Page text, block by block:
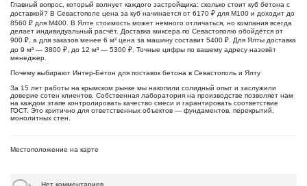
Главный вопрос, который волнует каждого застройщика: сколько стоит куб бетона с
доставкой? В Севастополе цена за куб начинается от 6170 ₽ для М100 и доходит до
8560 ₽ для М400. В Ялте стоимость может немного отличаться, но компания всегда
делает индивидуальный расчёт. Доставка миксера по Севастополю обойдётся от
900 ₽, а для заказов менее 6 м³ цена за машину составит 5400 ₽. Для Ялты доставка
до 9 м³ — 3800 ₽, до 12 м³ — 5300 ₽. Точные цифры по вашему адресу назовёт
менеджер.
Почему выбирают Интер-Бетон для поставок бетона в Севастополь и Ялту
За 15 лет работы на крымском рынке мы накопили солидный опыт и заслужили
доверие сотен клиентов. Собственная лаборатория на производстве позволяет нам
на каждом этапе контролировать качество смеси и гарантировать соответствие
ГОСТ. Это критично для ответственных объектов — фундаментов, перекрытий,
монолитных стен.
Местоположение на карте